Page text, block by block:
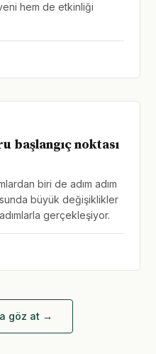
hem de etkinliği
başlangıç noktası
biri de adım adım
büyük değişiklikler
gerçekleşiyor.
göz at →